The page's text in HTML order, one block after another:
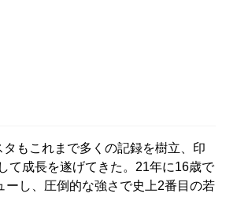
もこれまで多くの記録を樹立、印
て成長を遂げてきた。21年に16歳で
ーし、圧倒的な強さで史上2番目の若